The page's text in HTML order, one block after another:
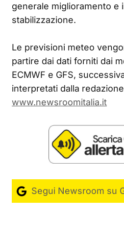
generale miglioramento e
stabilizzazione.
Le previsioni meteo
partire dai dati forniti dai
ECMWF e GFS,
interpretati dalla
www.newsroomitalia.it
Segui Newsroom su